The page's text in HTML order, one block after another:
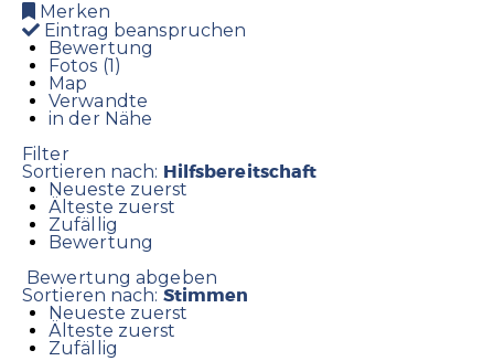
Merken
Eintrag beanspruchen
Bewertung
Fotos (1)
Map
Verwandte
in der Nähe
Filter
Sortieren nach: Hilfsbereitschaft
Neueste zuerst
Älteste zuerst
Zufällig
Bewertung
Bewertung abgeben
Sortieren nach: Stimmen
Neueste zuerst
Älteste zuerst
Zufällig